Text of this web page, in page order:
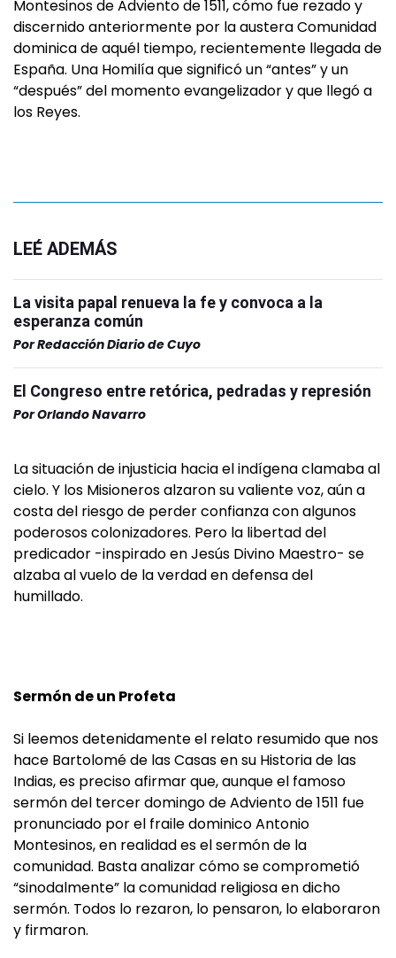
Montesinos de Adviento de 1511, cómo fue rezado y
discernido anteriormente por la austera Comunidad
dominica de aquél tiempo, recientemente llegada de
España. Una Homilía que significó un “antes” y un
“después” del momento evangelizador y que llegó a
los Reyes.
LEÉ ADEMÁS
La visita papal renueva la fe y convoca a la
esperanza común
PorRedacción Diario de Cuyo
El Congreso entre retórica, pedradas y represión
PorOrlando Navarro
La situación de injusticia hacia el indígena clamaba al
cielo. Y los Misioneros alzaron su valiente voz, aún a
costa del riesgo de perder confianza con algunos
poderosos colonizadores. Pero la libertad del
predicador -inspirado en Jesús Divino Maestro- se
alzaba al vuelo de la verdad en defensa del
humillado.
Sermón de un Profeta
Si leemos detenidamente el relato resumido que nos
hace Bartolomé de las Casas en su Historia de las
Indias, es preciso afirmar que, aunque el famoso
sermón del tercer domingo de Adviento de 1511 fue
pronunciado por el fraile dominico Antonio
Montesinos, en realidad es el sermón de la
comunidad. Basta analizar cómo se comprometió
“sinodalmente” la comunidad religiosa en dicho
sermón. Todos lo rezaron, lo pensaron, lo elaboraron
y firmaron.